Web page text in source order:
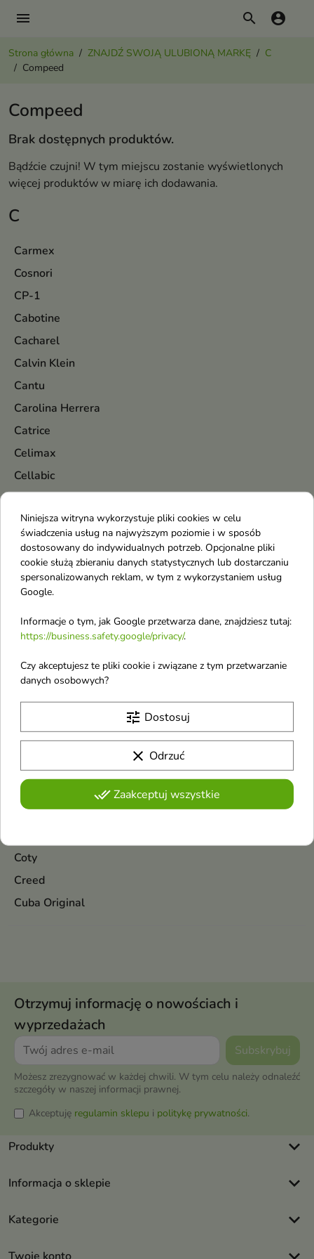
menu search account_circle
Strona główna ZNAJDŹ SWOJĄ ULUBIONĄ MARKĘ
C
Compeed
C
Carmex
Cosnori
CP-1
Cabotine
Cacharel
Calvin Klein
Cantu
Carolina Herrera
Catrice
Celimax
Cellabic
Cerruti
Chanel
Chatler
Chlapu Chlap
Chopard
Christopher Dark
Claresa
Clinique
Coach
Colorwin
Compeed
Coty
Creed
Cuba Original
Compeed
Brak dostępnych produktów.
Bądźcie czujni! W tym miejscu zostanie wyświetlonych
więcej produktów w miarę ich dodawania.
Otrzymuj informację o nowościach i
wyprzedażach
Możesz zrezygnować w każdej chwili. W tym celu należy odnaleźć
szczegóły w naszej informacji prawnej.
Akceptuję regulamin sklepu i politykę prywatności.
Produkty keyboard_arrow_down
Informacja o sklepie keyboard_arrow_down
Kategorie keyboard_arrow_down
Niniejsza witryna wykorzystuje pliki cookies w celu
świadczenia usług na najwyższym poziomie i w sposób
dostosowany do indywidualnych potrzeb. Opcjonalne pliki
cookie służą zbieraniu danych statystycznych lub dostarczaniu
spersonalizowanych reklam, w tym z wykorzystaniem usług
Google.
Informacje o tym, jak Google przetwarza dane, znajdziesz tutaj:
https://business.safety.google/privacy/.
Czy akceptujesz te pliki cookie i związane z tym przetwarzanie
danych osobowych?
tune Dostosuj
clear Odrzuć
done_allZaakceptuj wszystkie